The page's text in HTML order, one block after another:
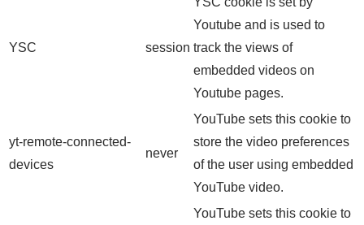
YSC session
Youtube and is used to
track the views of
embedded videos on
Youtube pages.
yt-remote-connected-
devices
never
YouTube sets this cookie to
store the video preferences
of the user using embedded
YouTube video.
YouTube sets this cookie to